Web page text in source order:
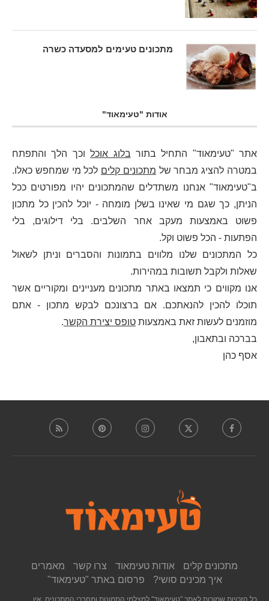
מתכונים טעימים למסעדה כשרה
אודות "טעימאוד"
אתר "טעימאוד" התחיל בתור בלוג אוכלוכך הלך והתפתח
במטרה להציג מבחר של מתכונים קלים לכל מי שמחפש כאלו.
ב"טעימאוד" אנחנו משתדלים שהמתכונים יהיו מפורטים ככל
הניתן, כך שגם מי שאינו בשלן מומחה - יוכל להכין כל מתכון
פשוט באמצעות מעקב אחר השלבים. בלי דילוגים, בלי
הפתעות - הכל פשוט וקל.
כל המתכונים שלנו מלווים בתמונות והסברים וניתן לשאול
שאלות ולקבל תשובות במהירות.
אנו מקווים כי תמצאו באתר מתכונים מעניינים ומקוריים אשר
תוכלו להכין להנאתכם. אם ברצונכם לבקש מתכון - אתם
מוזמנים לעשות זאת באמצעות טופס יצירת הקשר.
בברכה ובתאבון,
אסף כהן
מתכונים קלים אודות טעימאוד צרו קשר
מאמרים
איך מכינים סושי?
פרסום באתר "טעימאוד"
כל הזכויות שמורות לאתר "טעימאוד" למצלמי התמונות ומחברי המתכונים. אין